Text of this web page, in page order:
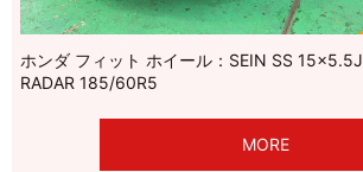
ホンダ フィット ホイール：SEIN SS
RADAR 185/60R5
MORE